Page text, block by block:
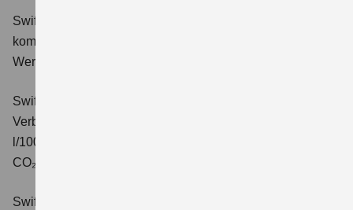
Swift 1.2 DUALJET HYBRID Comfort
kombinierter Energieverbrauch 4,4 l/100km; kombinierter
Wert der CO₂-Emission: 99 g/km; CO₂-Klasse: C.
Swift 1.2 DUALJET HYBRID CVT Comfort
Verbrauchswerte: kombinierter Energieverbrauch 4,7
l/100km; kombinierter Wert der CO₂-Emission: 106 g/km;
CO₂-Klasse: C.
Swift 1.2 DUALJET HYBRID ALLGRIP Comfort